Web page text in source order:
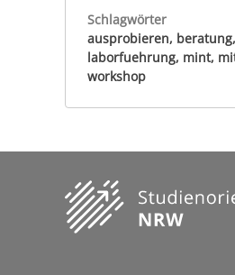
Schlagwörter
ausprobieren,
laborfuehrung, mint,
workshop